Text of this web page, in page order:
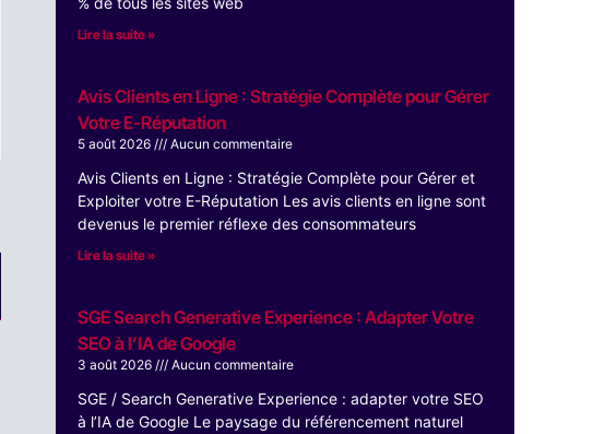
Lire la suite »
Avis Clients en Ligne : Stratégie Complète pour Gérer
Votre E-Réputation
5 août 2026 Aucun commentaire
Avis Clients en Ligne : Stratégie Complète pour Gérer et
Exploiter votre E-Réputation Les avis clients en ligne sont
devenus le premier réflexe des consommateurs
Lire la suite »
SGE Search Generative Experience : Adapter Votre
SEO à l’IA de Google
3 août 2026 Aucun commentaire
SGE / Search Generative Experience : adapter votre SEO
à l’IA de Google Le paysage du référencement naturel